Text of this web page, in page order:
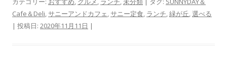
Cafe＆Deli,サニーアンドカフェ,サニー定食, ランチ,緑が丘,選べる
| 投稿日: 2020年11月11日 |